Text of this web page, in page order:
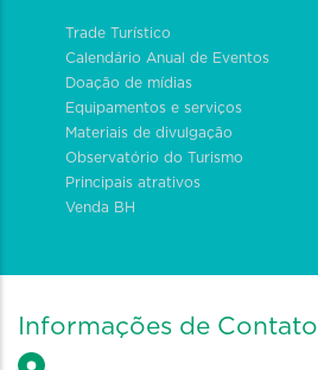
Trade Turístico
Calendário Anual de Eventos
Doação de mídias
Equipamentos e serviços
Materiais de divulgação
Observatório do Turismo
Principais atrativos
Venda BH
Informações de Contato